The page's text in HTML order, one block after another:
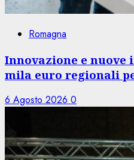
Romagna
Innovazione e nuove
mila euro regionali
6 Agosto 2026 0